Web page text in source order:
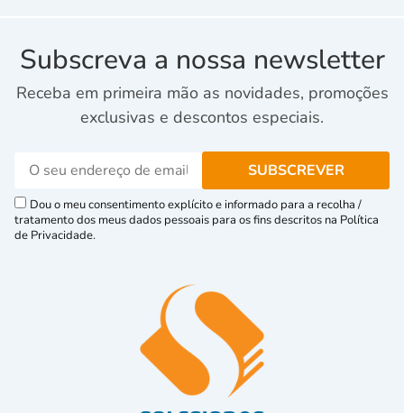
Subscreva a nossa newsletter
Receba em primeira mão as novidades, promoções
exclusivas e descontos especiais.
Dou o meu consentimento explícito e informado para a recolha /
tratamento dos meus dados pessoais para os fins descritos na Política
de Privacidade.